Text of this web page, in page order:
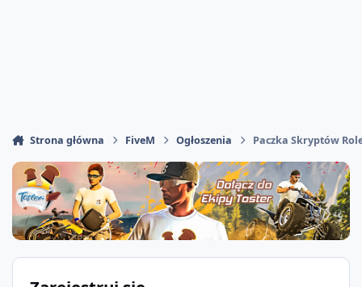
Strona główna FiveM Ogłoszenia Paczka Skryptów